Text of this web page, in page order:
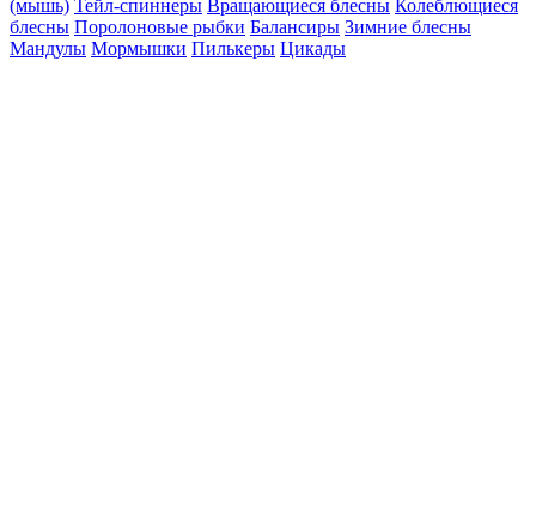
(мышь) Тейл-спиннеры Вращающиеся блесны Колеблющиеся
блесны Поролоновые рыбки Балансиры Зимние блесны
Мандулы Мормышки Пилькеры Цикады